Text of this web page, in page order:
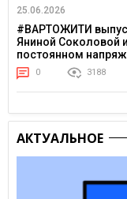
25.06.2026
#ВАРТОЖИТИ
Яниной Соколовой
постоянном
0 3188
АКТУАЛЬНОЕ